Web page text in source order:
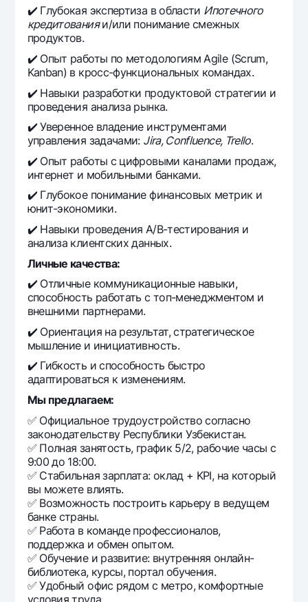
✔️ Глубокая экспертиза в области Ипотечного
кредитованияи/или понимание смежных
продуктов.
✔️ Опыт работы по методологиям Agile (Scrum,
Kanban) в кросс-функциональных командах.
✔️ Навыки разработки продуктовой стратегии и
проведения анализа рынка.
✔️ Уверенное владение инструментами
управления задачами: Jira, Confluence, Trello.
✔️ Опыт работы с цифровыми каналами продаж,
интернет и мобильными банками.
✔️ Глубокое понимание финансовых метрик и
юнит-экономики.
✔️ Навыки проведения A/B-тестирования и
анализа клиентских данных.
Личные качества:
✔️ Отличные коммуникационные навыки,
способность работать с топ-менеджментом и
внешними партнерами.
✔️ Ориентация на результат, стратегическое
мышление и инициативность.
✔️ Гибкость и способность быстро
адаптироваться к изменениям.
Мы предлагаем:
✅ Официальное трудоустройство согласно
законодательству Республики Узбекистан.
✅ Полная занятость, график 5/2, рабочие часы с
9:00 до 18:00.
✅ Стабильная зарплата: оклад + KPI, на который
вы можете влиять.
✅ Возможность построить карьеру в ведущем
банке страны.
✅ Работа в команде профессионалов,
поддержка и обмен опытом.
✅ Обучение и развитие: внутренняя онлайн-
библиотека, курсы, портал обучения.
✅ Удобный офис рядом с метро, комфортные
условия труда.